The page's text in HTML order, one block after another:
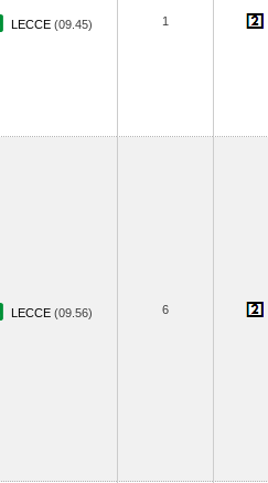
LECCE (09.45) 1
LECCE (09.56) 6